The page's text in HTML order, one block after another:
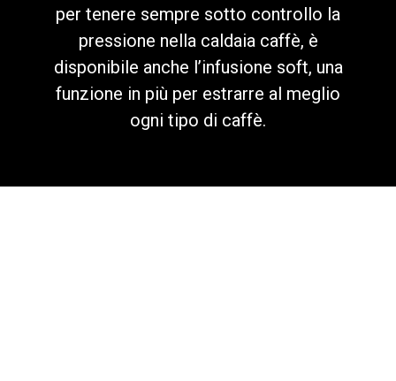
per tenere sempre sotto controllo la
pressione nella caldaia caffè, è
disponibile anche l’infusione soft, una
funzione in più per estrarre al meglio
ogni tipo di caffè.